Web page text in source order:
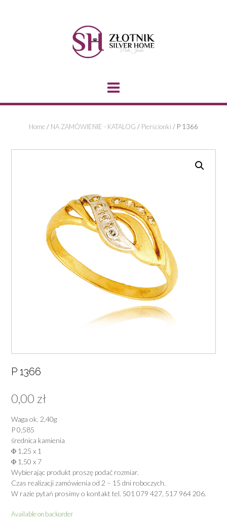
Home/ NA ZAMÓWIENIE - KATALOG / Pierścionki / P 1366
P 1366
0,00 zł
Waga ok. 2,40g
P 0,585
średnica kamienia
Φ 1,25 x 1
Φ 1,50 x 7
Wybierając produkt proszę podać rozmiar.
Czas realizacji zamówienia od 2 – 15 dni roboczych.
W razie pytań prosimy o kontakt tel. 501 079 427, 517 964 206.
Available on backorder